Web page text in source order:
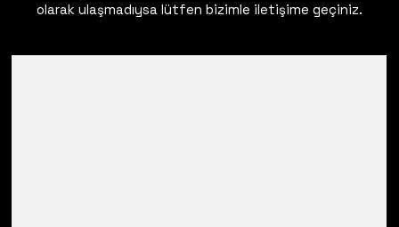
olarak ulaşmadıysa lütfen bizimle iletişime geçiniz.